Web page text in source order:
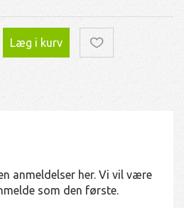
Læg i kurv
anmeldelser her. Vi vil være
som den første.